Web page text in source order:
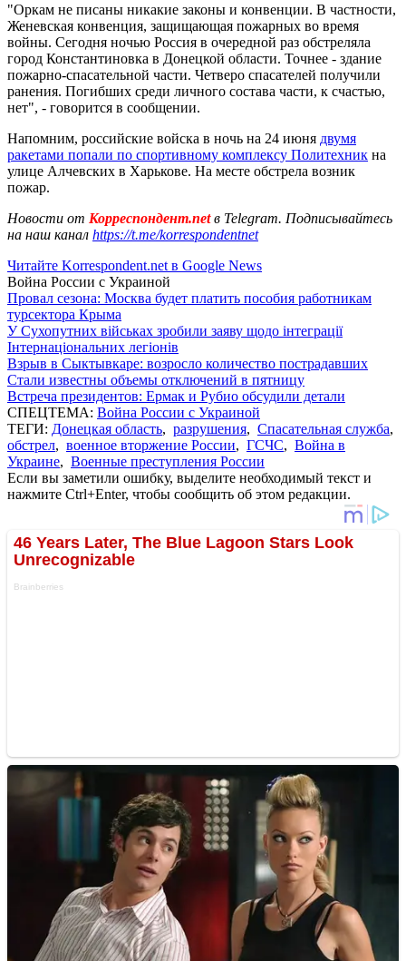
"Оркам не писаны никакие законы и конвенции. В частности,
Женевская конвенция, защищающая пожарных во время
войны. Сегодня ночью Россия в очередной раз обстреляла
город Константиновка в Донецкой области. Точнее - здание
пожарно-спасательной части. Четверо спасателей получили
ранения. Погибших среди личного состава части, к счастью,
нет", - говорится в сообщении.
Напомним, российские войска в ночь на 24 июня двумя
ракетами попали по спортивному комплексу Политехник на
улице Алчевских в Харькове. На месте обстрела возник
пожар.
Новости от Корреспондент.netв Telegram. Подписывайтесь
на наш канал https://t.me/korrespondentnet
Читайте Korrespondent.net в Google News
Война России с Украиной
Провал сезона: Москва будет платить пособия работникам
турсектора Крыма
У Сухопутних військах зробили заяву щодо інтеграції
Інтернаціональних легіонів
Взрыв в Сыктывкаре: возросло количество пострадавших
Стали известны объемы отключений в пятницу
Встреча президентов: Ермак и Рубио обсудили детали
СПЕЦТЕМА: Война России с Украиной
ТЕГИ: Донецкая область, разрушения, Спасательная служба,
обстрел, военное вторжение России, ГСЧС, Война в
Украине, Военные преступления России
Если вы заметили ошибку, выделите необходимый текст и
нажмите Ctrl+Enter, чтобы сообщить об этом редакции.